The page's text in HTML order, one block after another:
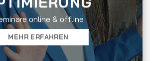
online & offline
MEHR ERFAHREN